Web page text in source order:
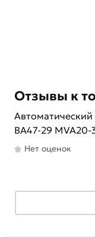
Отзывы к
ВА47-29 MVA20-
Нет оценок